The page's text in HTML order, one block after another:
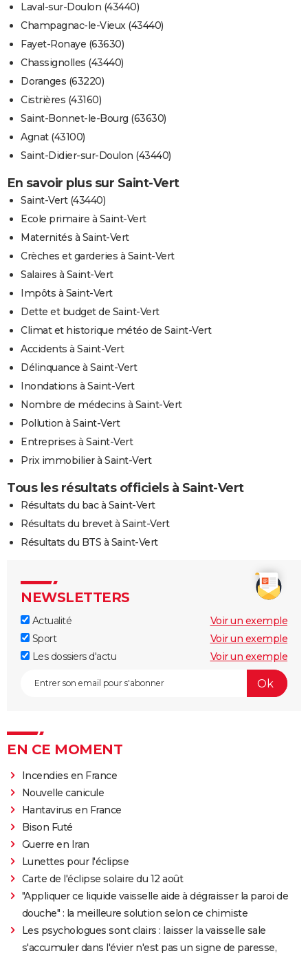
Laval-sur-Doulon (43440)
Champagnac-le-Vieux (43440)
Fayet-Ronaye (63630)
Chassignolles (43440)
Doranges (63220)
Cistrières (43160)
Saint-Bonnet-le-Bourg (63630)
Agnat (43100)
Saint-Didier-sur-Doulon (43440)
En savoir plus sur Saint-Vert
Saint-Vert (43440)
Ecole primaire à Saint-Vert
Maternités à Saint-Vert
Crèches et garderies à Saint-Vert
Salaires à Saint-Vert
Impôts à Saint-Vert
Dette et budget de Saint-Vert
Climat et historique météo de Saint-Vert
Accidents à Saint-Vert
Délinquance à Saint-Vert
Inondations à Saint-Vert
Nombre de médecins à Saint-Vert
Pollution à Saint-Vert
Entreprises à Saint-Vert
Prix immobilier à Saint-Vert
Tous les résultats officiels à Saint-Vert
Résultats du bac à Saint-Vert
Résultats du brevet à Saint-Vert
Résultats du BTS à Saint-Vert
NEWSLETTERS
Actualité
Voir un exemple
Sport
Voir un exemple
Les dossiers d'actu
Voir un exemple
EN CE MOMENT
Incendies en France
Nouvelle canicule
Hantavirus en France
Bison Futé
Guerre en Iran
Lunettes pour l'éclipse
Carte de l'éclipse solaire du 12 août
"Appliquer ce liquide vaisselle aide à dégraisser la paroi de
douche" : la meilleure solution selon ce chimiste
Les psychologues sont clairs : laisser la vaisselle sale
s'accumuler dans l'évier n'est pas un signe de paresse,